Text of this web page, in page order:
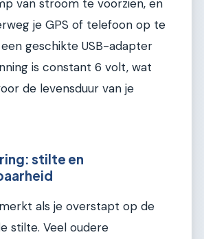
van stroom te voorzien, en
je GPS of telefoon op te
geschikte USB-adapter
is constant 6 volt, wat
de levensduur van je
stilte en
als je overstapt op de
stilte. Veel oudere